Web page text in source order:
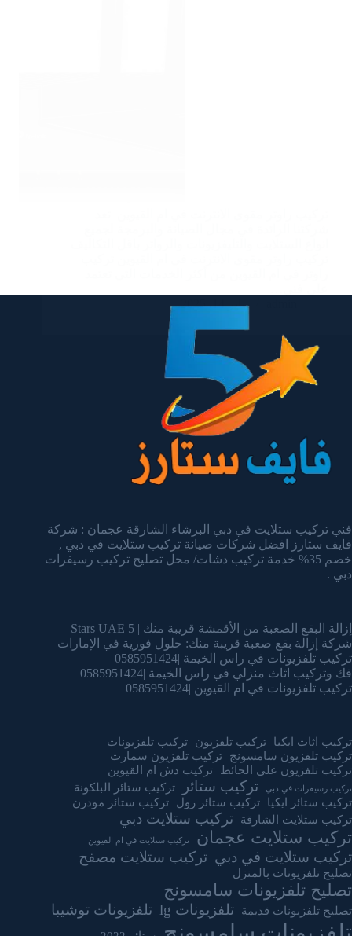
يناير 14, 2025
فني تركيب ستلايت في دبي البرشاء الشارقة عجمان : شركة
فايف ستارز افضل شركات صيانة تركيب ستلايت في دبي ,
خصم 35% خدمة تركيب دشات/ محل تصليح تركيب رسيفرات
دبي .
إزالة البقع الصعبة من الأقمشة قريبة منك | 5 Stars UAE
شركة إزالة بقع صعبة قريبة منك: حلول فورية في الإمارات
تركيب تلفزيونات في راس الخيمة |0585951424
فك وتركيب اثاث منزلي في راس الخيمة |0585951424|
تركيب تلفزيونات في ام القيوين |0585951424
تركيب اثاث ايكيا تركيب تلفزيون
تركيب تلفزيونات
تركيب تلفزيون سامسونج
تركيب تلفزيون سمارت
تركيب تلفزيون على الحائط
تركيب دش ام القيوين
تركيب رسيفرات في دبي تركيب ستائر
تركيب ستائر البلكونة
تركيب ستائر ايكيا
تركيب ستائر رول
تركيب ستائر مودرن
تركيب ستلايت الشارقة
تركيب ستلايت دبي
تركيب ستلايت عجمان تركيب ستلايت في ام القيوين
تركيب ستلايت في دبي تركيب ستلايت مصفح
تصليح تلفزيونات بالمنزل
تصليح تلفزيونات سامسونج
تصليح تلفزيونات قديمة تلفزيونات lg تلفزيونات توشيبا